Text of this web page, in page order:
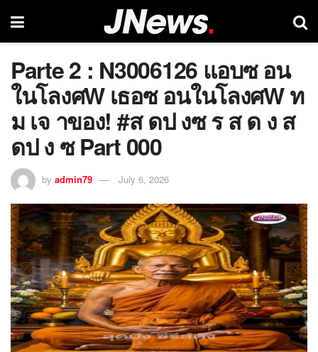
Parte 2 : N3006126 แอบซ อน
ในโลงศW เธอซ อนในโลงศW ท
ม เจ าของ! #ส ดป งซ ร ส ด ง ส
ดป ง ซ Part 000
by admin79 July 6, 2026